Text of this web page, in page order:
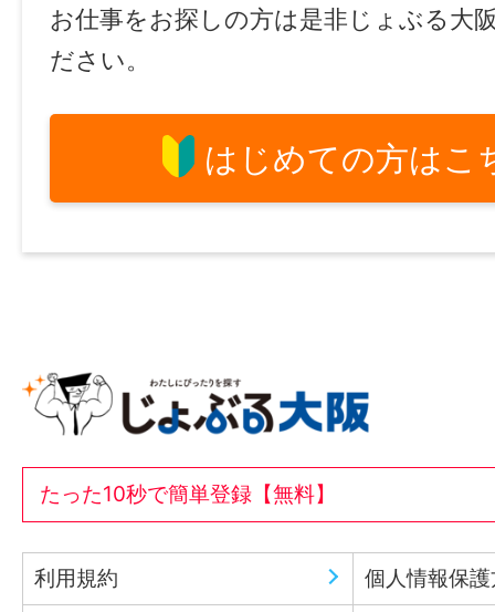
お仕事をお探しの方は是非じょぶる大
ださい。
はじめての方はこ
たった10秒で簡単登録【無料】
利用規約 個人情報保